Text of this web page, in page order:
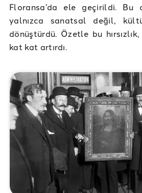
Floransa’da ele geçirildi. Bu
yalnızca sanatsal değil,
dönüştürdü. Özetle bu
kat kat artırdı.